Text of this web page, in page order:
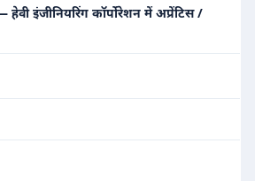
हेवी इंजीनियरिंग कॉर्पोरेशन में अप्रेंटिस /